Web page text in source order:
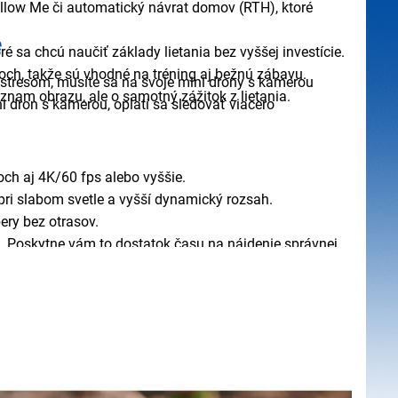
Me či automatický návrat domov (RTH), ktoré
sa chcú naučiť základy lietania bez vyššej investície.
takže sú vhodné na tréning aj bežnú zábavu.
obrazu, ale o samotný zážitok z lietania.
musíte sa na svoje mini drony s kamerou
dron s kamerou, oplatí sa sledovať viacero
aj 4K/60 fps alebo vyššie.
slabom svetle a vyšší dynamický rozsah.
bez otrasov.
vám to dostatok času na nájdenie správnej